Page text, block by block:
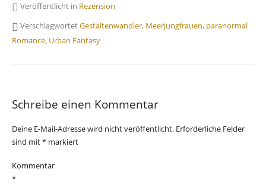
Veröffentlicht in Rezension
VerschlagwortetGestaltenwandler, Meerjungfrauen, paranormal
Romance, Urban Fantasy
Schreibe einen Kommentar
Deine E-Mail-Adresse wird nicht veröffentlicht. Erforderliche Felder
sind mit* markiert
Kommentar
*